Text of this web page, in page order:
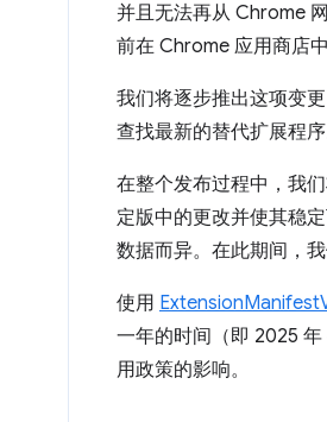
并且无法再从 Chrome
前在 Chrome 应用商店
我们将逐步推出这项变
查找最新的替代扩展程序
在整个发布过程中，我
定版中的更改并使其稳
数据而异。在此期间，
使用
一年的时间（即 2025
用政策的影响。